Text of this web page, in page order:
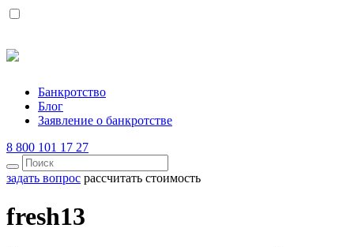
Банкротство
Блог
Заявление о банкротстве
8 800 101 17 27
задать вопрос рассчитать стоимость
fresh13